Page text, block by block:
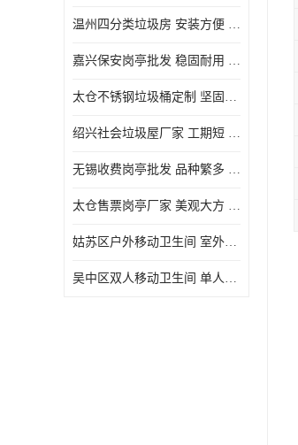
温州四分类垃圾房 安装方便 可移动位置且方便
嘉兴保安岗亭批发 稳固耐用 使用价值高
太仓不锈钢垃圾桶定制 坚固耐用 绝缘性能好
绍兴社会垃圾屋厂家 工期短 便于居民集中投放
无锡收费岗亭批发 品种繁多 适用多场合
太仓售票岗亭厂家 美观大方 使用寿命长
姑苏区户外移动卫生间 室外临时单人厕所供应厂家
吴中区双人移动卫生间 单人厕所供应厂家